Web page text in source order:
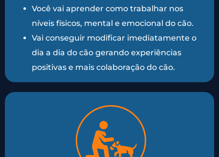
Você vai aprender como trabalhar nos
níveis físicos, mental e emocional do cão.
Vai conseguir modificar imediatamente o
dia a dia do cão gerando experiências
positivas e mais colaboração do cão.